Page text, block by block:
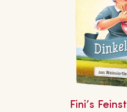
Fini’s